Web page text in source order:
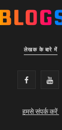
लेखक के बारे में
c
Y
u
हमसे संपर्क करें